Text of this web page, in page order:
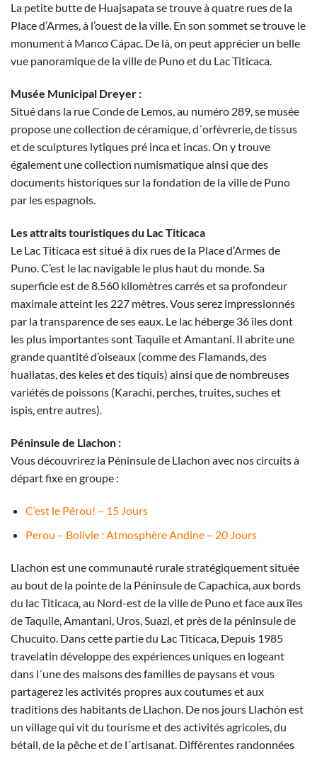
La petite butte de Huajsapata se trouve à quatre rues de la
Place d’Armes, à l’ouest de la ville. En son sommet se trouve le
monument à Manco Cápac. De là, on peut apprécier un belle
vue panoramique de la ville de Puno et du Lac Titicaca.
Musée Municipal Dreyer :
Situé dans la rue Conde de Lemos, au numéro 289, se musée
propose une collection de céramique, d´orfèvrerie, de tissus
et de sculptures lytiques pré inca et incas. On y trouve
également une collection numismatique ainsi que des
documents historiques sur la fondation de la ville de Puno
par les espagnols.
Les attraits touristiques du Lac Titicaca
Le Lac Titicaca est situé à dix rues de la Place d’Armes de
Puno. C’est le lac navigable le plus haut du monde. Sa
superficie est de 8.560 kilomètres carrés et sa profondeur
maximale atteint les 227 mètres. Vous serez impressionnés
par la transparence de ses eaux. Le lac héberge 36 îles dont
les plus importantes sont Taquile et Amantani. Il abrite une
grande quantité d’oiseaux (comme des Flamands, des
huallatas, des keles et des tiquis) ainsi que de nombreuses
variétés de poissons (Karachi, perches, truites, suches et
ispis, entre autres).
Péninsule de Llachon :
Vous découvrirez la Péninsule de Llachon avec nos circuits à
départ fixe en groupe :
C’est le Pérou! – 15 Jours
Perou – Bolivie : Atmosphère Andine – 20 Jours
Llachon est une communauté rurale stratégiquement située
au bout de la pointe de la Péninsule de Capachica, aux bords
du lac Titicaca, au Nord-est de la ville de Puno et face aux îles
de Taquile, Amantani, Uros, Suazi, et près de la péninsule de
Chucuito. Dans cette partie du Lac Titicaca, Depuis 1985
travelatin développe des expériences uniques en logeant
dans l´une des maisons des familles de paysans et vous
partagerez les activités propres aux coutumes et aux
traditions des habitants de Llachon. De nos jours Llachón est
un village qui vit du tourisme et des activités agricoles, du
bétail, de la pêche et de l´artisanat. Différentes randonnées